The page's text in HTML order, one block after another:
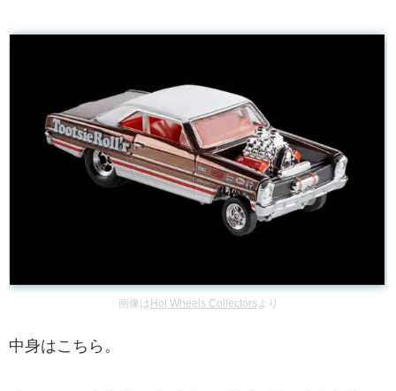
画像は Hot Wheels Collectors より
中身はこちら。